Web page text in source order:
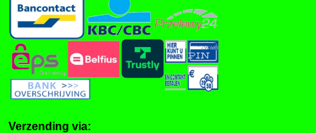
Verzending via: